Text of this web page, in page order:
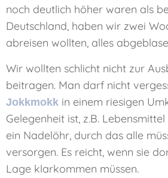
noch deutlich höher waren als
Deutschland, haben wir zwei
abreisen wollten, alles
Wir wollten schlicht nicht zur
beitragen. Man darf nicht
Jokkmokk in einem riesigen
Gelegenheit ist, z.B.
ein Nadelöhr, durch das alle
versorgen. Es reicht, wenn sie
Lage klarkommen müssen.